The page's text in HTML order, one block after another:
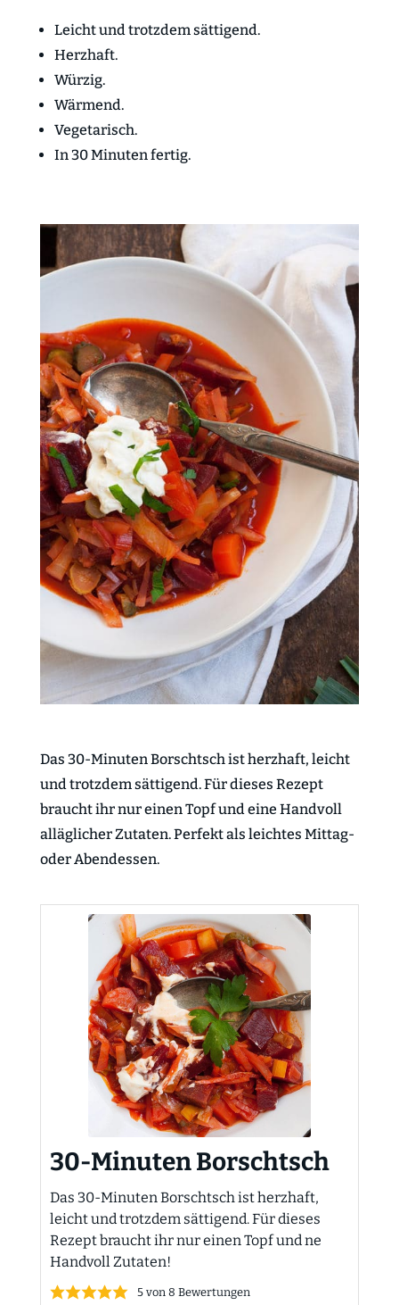
Leicht und trotzdem sättigend.
Herzhaft.
Würzig.
Wärmend.
Vegetarisch.
In 30 Minuten fertig.
Das 30-Minuten Borschtsch ist herzhaft, leicht
und trotzdem sättigend. Für dieses Rezept
braucht ihr nur einen Topf und eine Handvoll
alläglicher Zutaten. Perfekt als leichtes Mittag-
oder Abendessen.
30-Minuten Borschtsch
Das 30-Minuten Borschtsch ist herzhaft,
leicht und trotzdem sättigend. Für dieses
Rezept braucht ihr nur einen Topf und ne
Handvoll Zutaten!
5von 8 Bewertungen